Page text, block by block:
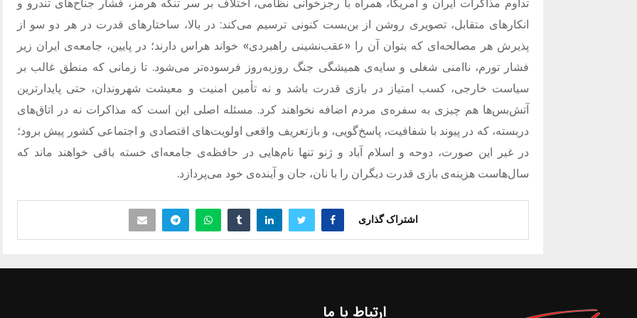
تداوم مذاکرات ایران و آمریکا، همراه با رجزخوانی نظامی، اختلاف بر سر تنگه هرمز، فشار جناح‌های تندرو و
انکارهای متقابل، تصویری روشن از بن‌بست کنونی ترسیم می‌کند: در بالا، ساختارهای قدرت در هر دو سو از
پذیرش هر مصالحه‌ای که بتوان آن را «عقب‌نشینی راهبردی» خواند هراس دارند؛ در پایین، جامعه‌ی ایران زیر
فشار تورم، ناامنی شغلی و سایه‌ی همیشگی جنگ روزبه‌روز فرسوده‌تر می‌شود. تا زمانی که منطق غالب بر
سیاست خارجی، کسب امتیاز در بازی قدرت باشد و نه تأمین امنیت و معیشت شهروندان، حتی پایدارترین
آتش‌بس‌ها هم چیزی به سفره‌ی مردم اضافه نخواهند کرد. مسئله اصلی این است که مذاکرات نه در اتاق‌های
دربسته، که در پیوند با شفافیت، پاسخ‌گویی، و بازتعریف واقعی اولویت‌های اقتصادی و اجتماعی کشور پیش برود؛
در غیر این صورت، دوحه و اسلام آباد و ژنو تنها نام‌هایی در حافظه‌ی جامعه‌ای خسته باقی خواهند ماند که
سال‌هاست هزینه‌ی بازی قدرت دیگران را با نان، جان و آینده‌ی خود می‌پردازد.
اشتراک گذاری
ارتباط با ما